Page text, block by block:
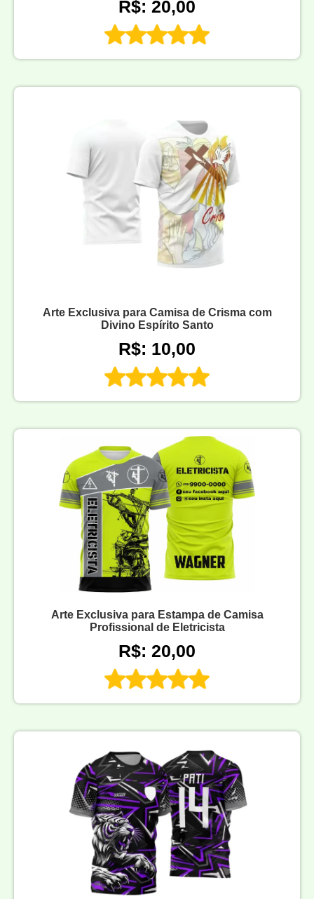
R$: 20,00
Arte Exclusiva para Camisa de Crisma com
Divino Espírito Santo
R$: 10,00
Arte Exclusiva para Estampa de Camisa
Profissional de Eletricista
R$: 20,00